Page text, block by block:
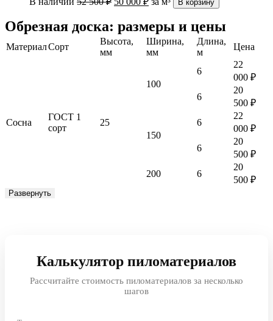
В корзину
Обрезная доска: размеры и цены
МатериалСорт
Высота,
мм
Ширина,
мм
Длина,
м
Цена
Cосна
ГОСТ 1
сорт
25
100
6
22
000 ₽
6
20
500 ₽
150
6
22
000 ₽
6
20
500 ₽
200
6
20
500 ₽
Развернуть
Калькулятор пиломатериалов
Рассчитайте стоимость пиломатериалов за несколько
шагов